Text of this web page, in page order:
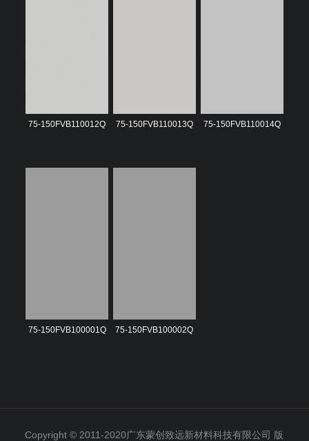
75-150FVB110012Q 75-150FVB110013Q 75-150FVB110014Q
75-150FVB100001Q 75-150FVB100002Q
Copyright © 2011-2020广东蒙创致远新材料科技有限公司 版